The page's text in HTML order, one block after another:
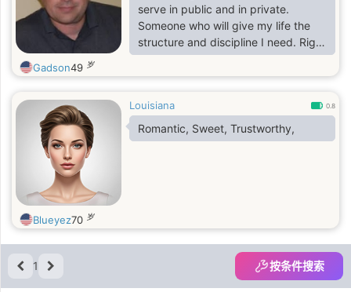
serve in public and in private.
Someone who will give my life the
structure and discipline I need. Right
now I feel lost outside of work on my
military service. I am willing to
the structure of a long term
relationship.
Gadson49 岁
Louisiana 0.8
Romantic, Sweet, Trustworthy,
Blueyez70 岁
1 按条件搜索